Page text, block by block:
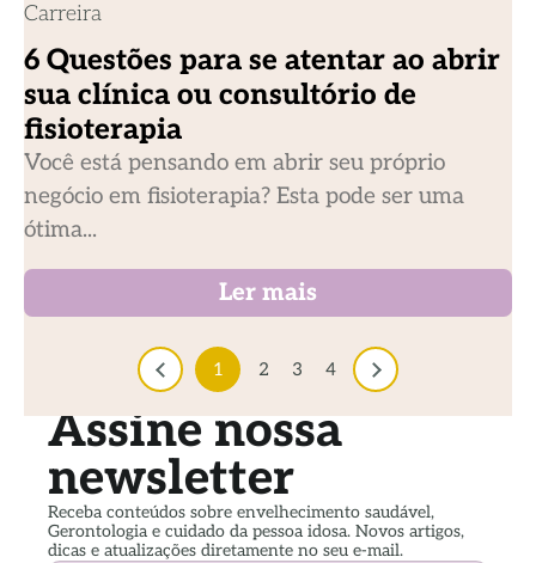
Carreira
6 Questões para se atentar ao abrir
sua clínica ou consultório de
fisioterapia
Você está pensando em abrir seu próprio
negócio em fisioterapia? Esta pode ser uma
ótima...
Ler mais
1 2 3 4
Assine nossa
newsletter
Receba conteúdos sobre envelhecimento saudável,
Gerontologia e cuidado da pessoa idosa. Novos artigos,
dicas e atualizações diretamente no seu e-mail.